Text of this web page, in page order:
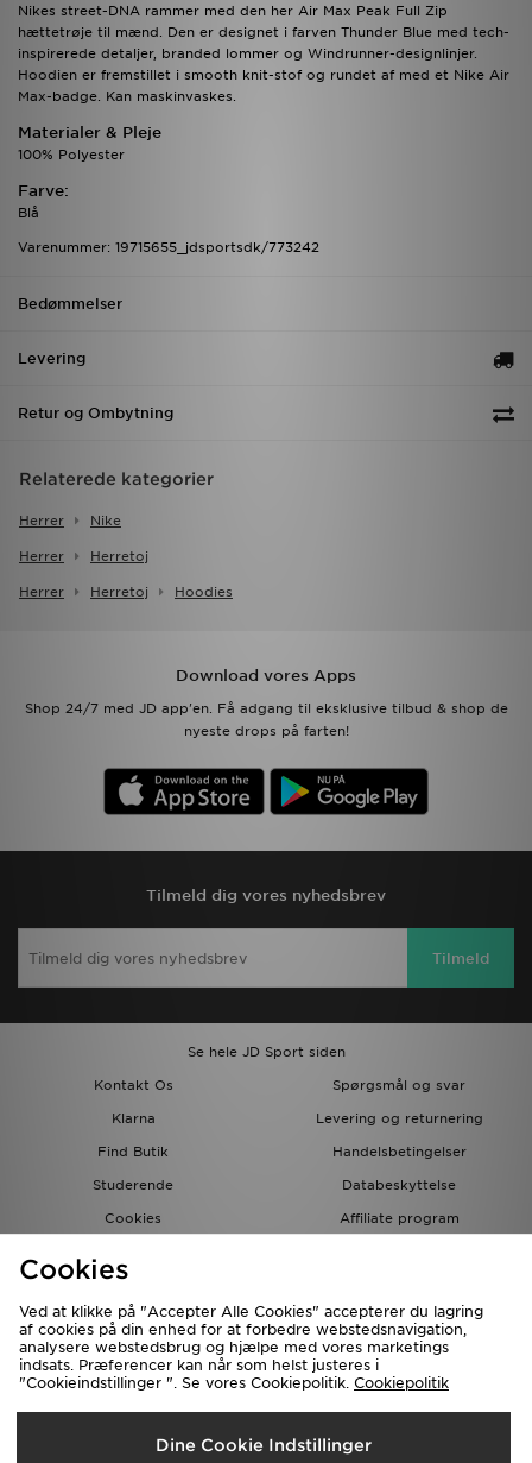
Nikes street-DNA rammer med den her Air Max Peak Full Zip
hættetrøje til mænd. Den er designet i farven Thunder Blue med tech-
inspirerede detaljer, branded lommer og Windrunner-designlinjer.
Hoodien er fremstillet i smooth knit-stof og rundet af med et Nike Air
Max-badge. Kan maskinvaskes.
Materialer & Pleje
100% Polyester
Farve:
Blå
Varenummer: 19715655_jdsportsdk/773242
Bedømmelser
Levering
Retur og Ombytning
Relaterede kategorier
Herrer Nike
Herrer Herretoj
Herrer Herretoj Hoodies
Download vores Apps
Shop 24/7 med JD app'en. Få adgang til eksklusive tilbud & shop de
nyeste drops på farten!
Tilmeld dig vores nyhedsbrev
Tilmeld
Se hele JD Sport siden
Kontakt Os
Spørgsmål og svar
Klarna
Levering og returnering
Find Butik
Handelsbetingelser
Studerende
Databeskyttelse
Cookies
Affiliate program
Forsendelse Til
Danmark
Cookies
Ved at klikke på "Accepter Alle Cookies" accepterer du lagring
af cookies på din enhed for at forbedre webstedsnavigation,
analysere webstedsbrug og hjælpe med vores marketings
indsats. Præferencer kan når som helst justeres i
"Cookieindstillinger ". Se vores Cookiepolitik. Cookiepolitik
Dine Cookie Indstillinger